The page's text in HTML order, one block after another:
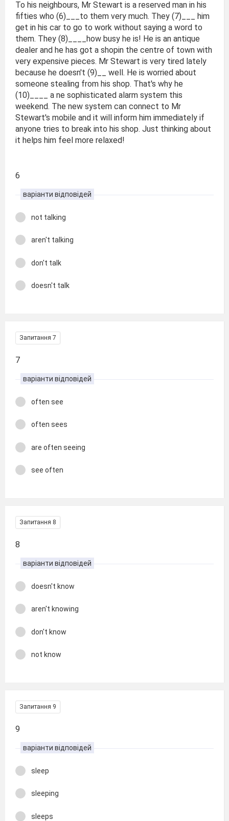
To his neighbours, Mr Stewart is a reserved man in his
fifties who (6)___to them very much. They (7)___ him
get in his car to go to work without saying a word to
them. They (8)____how busy he is! He is an antique
dealer and he has got a shopin the centre of town with
very expensive pieces. Mr Stewart is very tired lately
because he doesn't (9)__ well. He is worried about
someone stealing from his shop. That's why he
(10)____ a ne sophisticated alarm system this
weekend. The new system can connect to Mr
Stewart's mobile and it will inform him immediately if
anyone tries to break into his shop. Just thinking about
it helps him feel more relaxed!
6
варіанти відповідей
not talking
aren't talking
don't talk
doesn't talk
Запитання 7
7
варіанти відповідей
often see
often sees
are often seeing
see often
Запитання 8
8
варіанти відповідей
doesn't know
aren't knowing
don't know
not know
Запитання 9
9
варіанти відповідей
sleep
sleeping
sleeps